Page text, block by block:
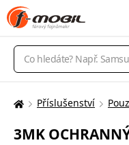
Vyhledávání
Zde
nacházíte:
Příslušenství
3MK